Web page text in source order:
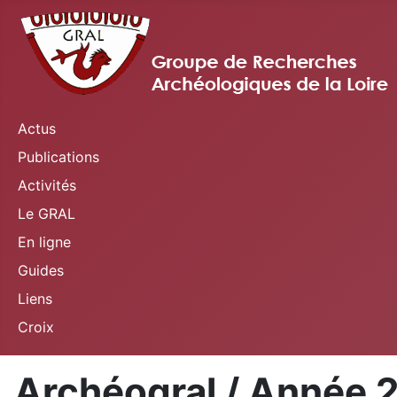
Actus
Publications
Activités
Le GRAL
En ligne
Guides
Liens
Croix